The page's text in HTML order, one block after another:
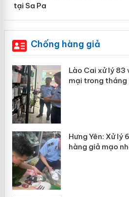
tại Sa Pa
Chống hàng giả
Lào Cai xử lý 83
mại trong tháng
Hưng Yên: Xử lý
hàng giả mạo